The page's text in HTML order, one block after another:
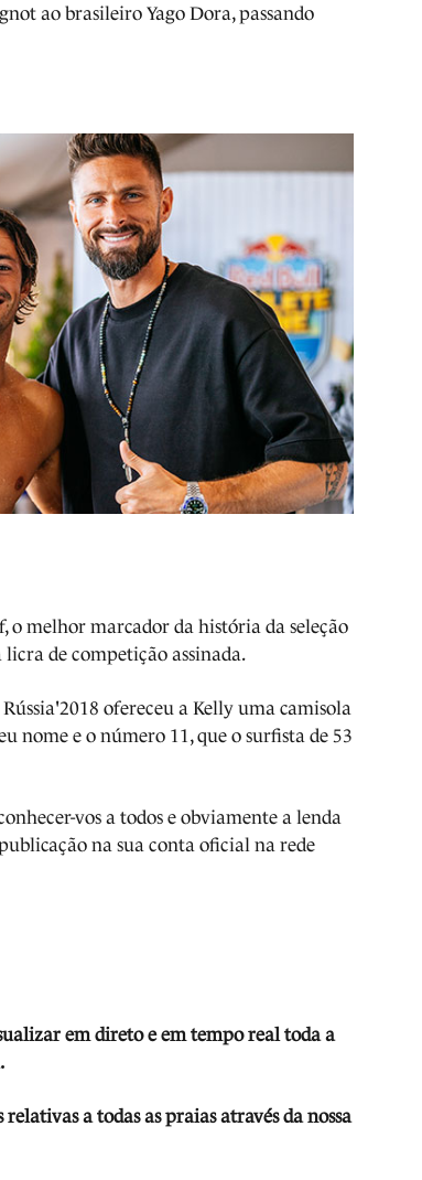
ao brasileiro Yago Dora, passando
o melhor marcador da história da seleção
licra de competição assinada.
ofereceu a Kelly uma camisola
nome e o número 11, que o surfista de 53
vos a todos e obviamente a lenda
na sua conta oficial na rede
lizar em direto e em tempo real toda a
a todas as praias através da nossa